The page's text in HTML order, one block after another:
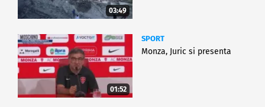
03:49
01:52
SPORT
Monza, Juric si presenta